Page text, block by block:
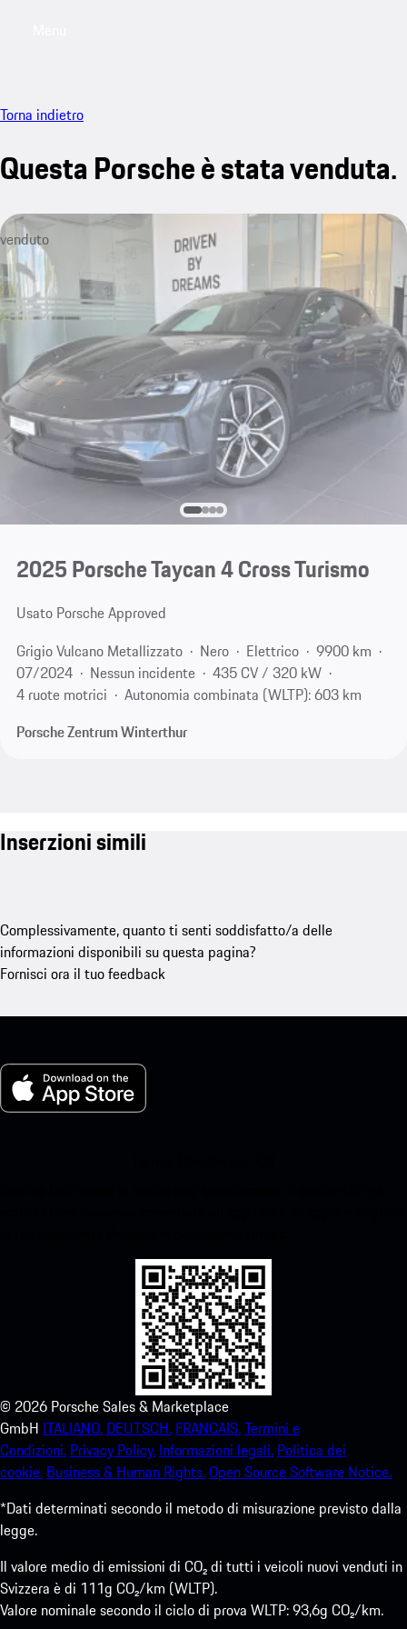
Torna indietro
Questa Porsche è stata venduta.
venduto
2025 Porsche Taycan 4 Cross Turismo
Usato Porsche Approved
Grigio Vulcano Metallizzato
Nero Elettrico
9900 km
07/2024
Nessun incidente
435 CV / 320 kW
4 ruote motrici
Autonomia combinata (WLTP): 603 km
Porsche Zentrum Winterthur
Inserzioni simili
Complessivamente, quanto ti senti soddisfatto/a delle
informazioni disponibili su questa pagina?
Fornisci ora il tuo feedback
© 2026 Porsche Sales & Marketplace
GmbH ITALIANO. DEUTSCH. FRANCAIS.Termini e
Condizioni. Privacy Policy. Informazioni legali. Politica dei
cookie. Business & Human Rights.Open Source Software Notice.
*Dati determinati secondo il metodo di misurazione previsto dalla
legge.
Il valore medio di emissioni di CO₂ di tutti i veicoli nuovi venduti in
Svizzera è di 111g CO₂/km (WLTP).
Valore nominale secondo il ciclo di prova WLTP: 93,6g CO₂/km.